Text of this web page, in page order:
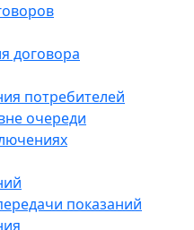
договора
потребителей
очереди
показаний